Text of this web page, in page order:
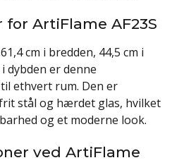
ArtiFlame AF23S
cm i bredden, 44,5 cm i
dybden er denne
ethvert rum. Den er
stål og hærdet glas, hvilket
og et moderne look.
ved ArtiFlame